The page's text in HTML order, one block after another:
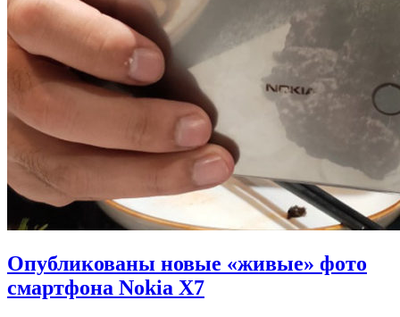
Опубликованы новые «живые» фото
смартфона Nokia X7